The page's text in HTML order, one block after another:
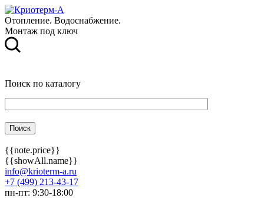
Отопление. Водоснабжение.
Монтаж под ключ
Поиск по каталогу
{{note.price}}
{{showAll.name}}
info@krioterm-a.ru
+7 (499) 213-43-17
пн-пт: 9:30-18:00